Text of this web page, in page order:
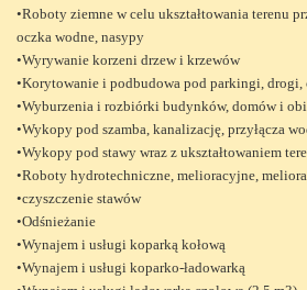
•Roboty ziemne w celu ukształtowania terenu
oczka wodne, nasypy
•Wyrywanie korzeni drzew i krzewów
•Korytowanie i podbudowa pod parkingi, drogi,
•Wyburzenia i rozbiórki budynków, domów i
•Wykopy pod szamba, kanalizację, przyłącza
•Wykopy pod stawy wraz z ukształtowaniem
•Roboty hydrotechniczne, melioracyjne,
•czyszczenie stawów
•Odśnieżanie
•Wynajem i usługi koparką kołową
•Wynajem i usługi koparko-ładowarką